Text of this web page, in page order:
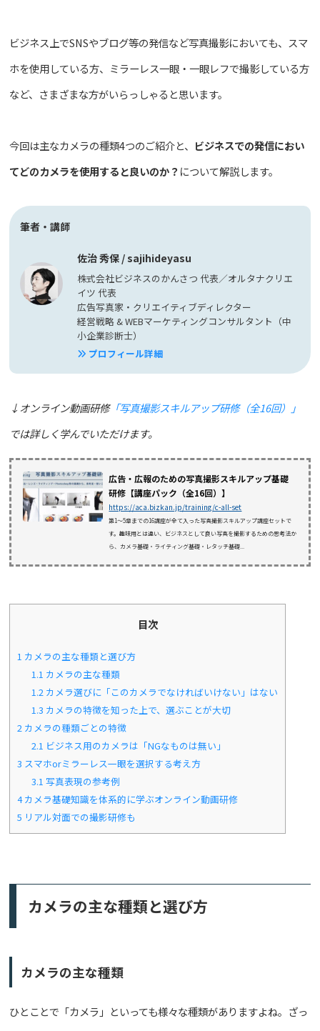
ビジネス上でSNSやブログ等の発信など写真撮影においても、スマ
ホを使用している方、ミラーレス一眼・一眼レフで撮影している方
など、さまざまな方がいらっしゃると思います。
今回は主なカメラの種類4つのご紹介と、 ビジネスでの発信におい
てどのカメラを使用すると良いのか？ について解説します。
筆者・講師
佐治 秀保 / sajihideyasu
株式会社ビジネスのかんさつ 代表／オルタナクリエ
イツ 代表
広告写真家・クリエイティブディレクター
経営戦略 & WEBマーケティングコンサルタント（中
小企業診断士）
プロフィール詳細
↓オンライン動画研修「写真撮影スキルアップ研修（全16回）」
では詳しく学んでいただけます。
広告・広報のための写真撮影スキルアップ基礎
研修【講座パック（全16回）】
https://aca.bizkan.jp/training/c-all-set
第1〜5章までの16講座が全て入った写真撮影スキルアップ講座セットで
す。趣味用とは違い、ビジネスとして良い写真を撮影するための思考法か
ら、カメラ基礎・ライティング基礎・レタッチ基礎...
目次
1 カメラの主な種類と選び方
1.1 カメラの主な種類
1.2 カメラ選びに「このカメラでなければいけない」はない
1.3 カメラの特徴を知った上で、選ぶことが大切
2 カメラの種類ごとの特徴
2.1 ビジネス用のカメラは「NGなものは無い」
3 スマホorミラーレス一眼を選択する考え方
3.1 写真表現の参考例
4カメラ基礎知識を体系的に学ぶオンライン動画研修
5 リアル対面での撮影研修も
カメラの主な種類と選び方
カメラの主な種類
ひとことで「カメラ」といっても様々な種類がありますよね。ざっ